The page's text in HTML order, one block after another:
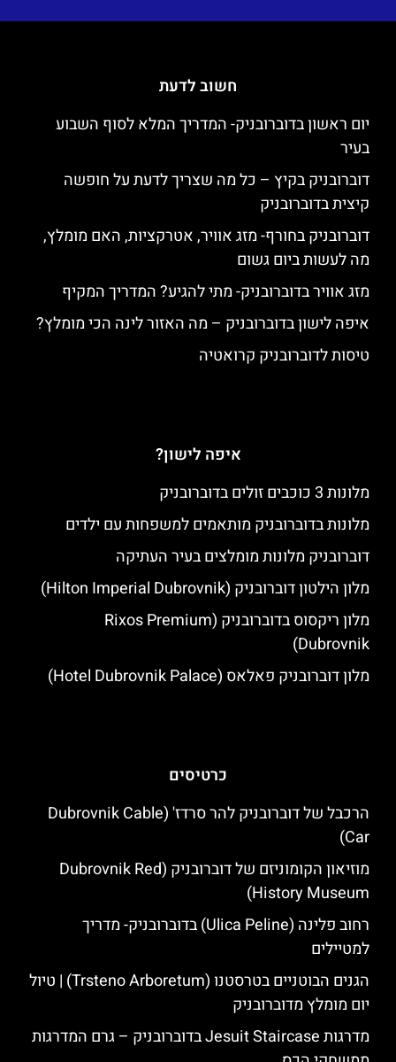
חשוב לדעת
יום ראשון בדוברובניק- המדריך המלא לסוף השבוע
בעיר
דוברובניק בקיץ – כל מה שצריך לדעת על חופשה
קיצית בדוברובניק
דוברובניק בחורף- מזג אוויר, אטרקציות, האם מומלץ,
מה לעשות ביום גשום
מזג אוויר בדוברובניק- מתי להגיע? המדריך המקיף
איפה לישון בדוברובניק – מה האזור לינה הכי מומלץ?
טיסות לדוברובניק קרואטיה
איפה לישון?
מלונות 3 כוכבים זולים בדוברובניק
מלונות בדוברובניק מותאמים למשפחות עם ילדים
דוברובניק מלונות מומלצים בעיר העתיקה
מלון הילטון דוברובניק (Hilton Imperial Dubrovnik)
מלון ריקסוס בדוברובניק (Rixos Premium
Dubrovnik)
מלון דוברובניק פאלאס (Hotel Dubrovnik Palace)
כרטיסים
הרכבל של דוברובניק להר סרדז' (Dubrovnik Cable
Car)
מוזיאון הקומוניזם של דוברובניק (Dubrovnik Red
History Museum)
רחוב פלינה (Ulica Peline) בדוברובניק- מדריך
למטיילים
הגנים הבוטניים בטרסטנו (Trsteno Arboretum) | טיול
יום מומלץ מדוברובניק
מדרגות Jesuit Staircase בדוברובניק – גרם המדרגות